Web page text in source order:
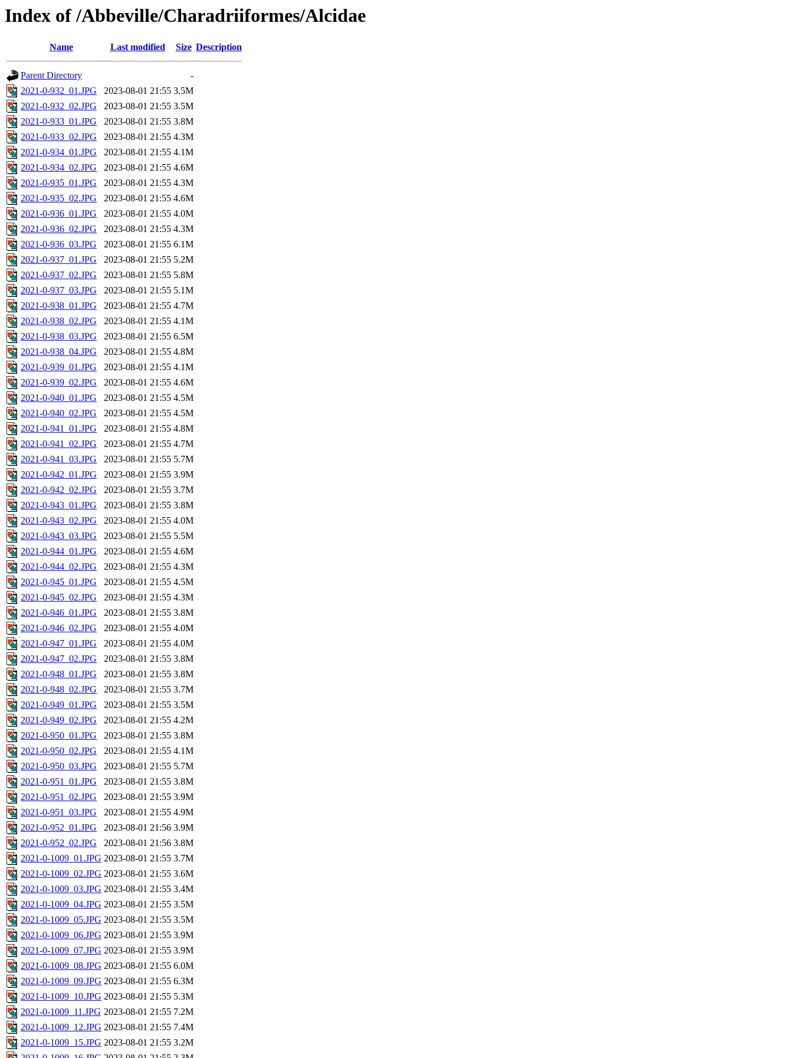
Index of /Abbeville/Charadriiformes/Alcidae
Name Last modified Size Description
Parent Directory
-
2021-0-932_01.JPG
2023-08-01 21:55 3.5M
2021-0-932_02.JPG
2023-08-01 21:55 3.5M
2021-0-933_01.JPG
2023-08-01 21:55 3.8M
2021-0-933_02.JPG
2023-08-01 21:55 4.3M
2021-0-934_01.JPG
2023-08-01 21:55 4.1M
2021-0-934_02.JPG
2023-08-01 21:55 4.6M
2021-0-935_01.JPG
2023-08-01 21:55 4.3M
2021-0-935_02.JPG
2023-08-01 21:55 4.6M
2021-0-936_01.JPG
2023-08-01 21:55 4.0M
2021-0-936_02.JPG
2023-08-01 21:55 4.3M
2021-0-936_03.JPG
2023-08-01 21:55 6.1M
2021-0-937_01.JPG
2023-08-01 21:55 5.2M
2021-0-937_02.JPG
2023-08-01 21:55 5.8M
2021-0-937_03.JPG
2023-08-01 21:55 5.1M
2021-0-938_01.JPG
2023-08-01 21:55 4.7M
2021-0-938_02.JPG
2023-08-01 21:55 4.1M
2021-0-938_03.JPG
2023-08-01 21:55 6.5M
2021-0-938_04.JPG
2023-08-01 21:55 4.8M
2021-0-939_01.JPG
2023-08-01 21:55 4.1M
2021-0-939_02.JPG
2023-08-01 21:55 4.6M
2021-0-940_01.JPG
2023-08-01 21:55 4.5M
2021-0-940_02.JPG
2023-08-01 21:55 4.5M
2021-0-941_01.JPG
2023-08-01 21:55 4.8M
2021-0-941_02.JPG
2023-08-01 21:55 4.7M
2021-0-941_03.JPG
2023-08-01 21:55 5.7M
2021-0-942_01.JPG
2023-08-01 21:55 3.9M
2021-0-942_02.JPG
2023-08-01 21:55 3.7M
2021-0-943_01.JPG
2023-08-01 21:55 3.8M
2021-0-943_02.JPG
2023-08-01 21:55 4.0M
2021-0-943_03.JPG
2023-08-01 21:55 5.5M
2021-0-944_01.JPG
2023-08-01 21:55 4.6M
2021-0-944_02.JPG
2023-08-01 21:55 4.3M
2021-0-945_01.JPG
2023-08-01 21:55 4.5M
2021-0-945_02.JPG
2023-08-01 21:55 4.3M
2021-0-946_01.JPG
2023-08-01 21:55 3.8M
2021-0-946_02.JPG
2023-08-01 21:55 4.0M
2021-0-947_01.JPG
2023-08-01 21:55 4.0M
2021-0-947_02.JPG
2023-08-01 21:55 3.8M
2021-0-948_01.JPG
2023-08-01 21:55 3.8M
2021-0-948_02.JPG
2023-08-01 21:55 3.7M
2021-0-949_01.JPG
2023-08-01 21:55 3.5M
2021-0-949_02.JPG
2023-08-01 21:55 4.2M
2021-0-950_01.JPG
2023-08-01 21:55 3.8M
2021-0-950_02.JPG
2023-08-01 21:55 4.1M
2021-0-950_03.JPG
2023-08-01 21:55 5.7M
2021-0-951_01.JPG
2023-08-01 21:55 3.8M
2021-0-951_02.JPG
2023-08-01 21:55 3.9M
2021-0-951_03.JPG
2023-08-01 21:55 4.9M
2021-0-952_01.JPG
2023-08-01 21:56 3.9M
2021-0-952_02.JPG
2023-08-01 21:56 3.8M
2021-0-1009_01.JPG 2023-08-01 21:55 3.7M
2021-0-1009_02.JPG 2023-08-01 21:55 3.6M
2021-0-1009_03.JPG 2023-08-01 21:55 3.4M
2021-0-1009_04.JPG 2023-08-01 21:55 3.5M
2021-0-1009_05.JPG 2023-08-01 21:55 3.5M
2021-0-1009_06.JPG 2023-08-01 21:55 3.9M
2021-0-1009_07.JPG 2023-08-01 21:55 3.9M
2021-0-1009_08.JPG 2023-08-01 21:55 6.0M
2021-0-1009_09.JPG 2023-08-01 21:55 6.3M
2021-0-1009_10.JPG 2023-08-01 21:55 5.3M
2021-0-1009_11.JPG 2023-08-01 21:55 7.2M
2021-0-1009_12.JPG 2023-08-01 21:55 7.4M
2021-0-1009_15.JPG 2023-08-01 21:55 3.2M